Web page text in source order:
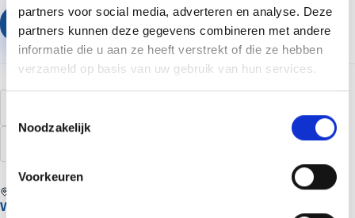
partners voor social media, adverteren en analyse. Deze
partners kunnen deze gegevens combineren met andere
informatie die u aan ze heeft verstrekt of die ze hebben
verzameld op basis van uw gebruik van hun services.
Noodzakelijk
Voorkeuren
Plan een vrijblijvend gesprek
Website laten maken in Assen